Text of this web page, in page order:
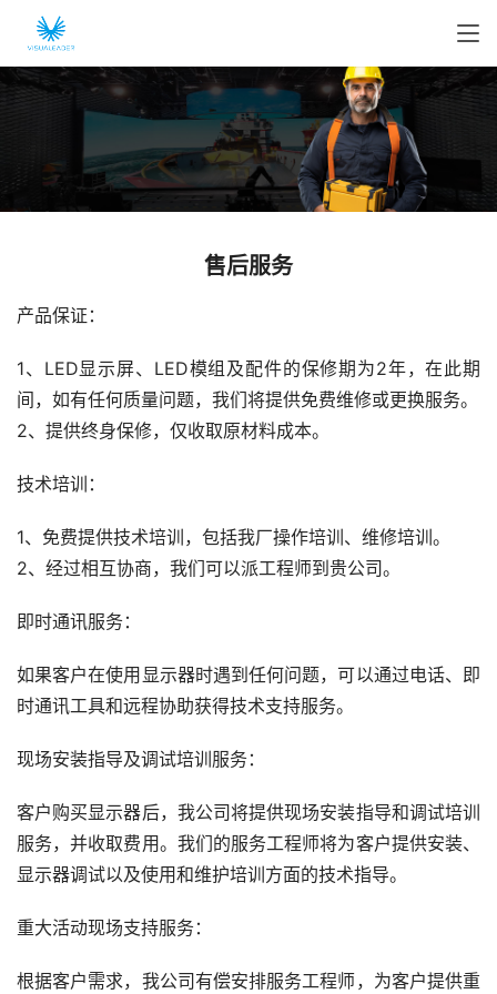
售后服务
产品保证：
1、LED显示屏、LED模组及配件的保修期为2年，在此期
间，如有任何质量问题，我们将提供免费维修或更换服务。
2、提供终身保修，仅收取原材料成本。
技术培训：
1、免费提供技术培训，包括我厂操作培训、维修培训。
2、经过相互协商，我们可以派工程师到贵公司。
即时通讯服务：
如果客户在使用显示器时遇到任何问题，可以通过电话、即
时通讯工具和远程协助获得技术支持服务。
现场安装指导及调试培训服务：
客户购买显示器后，我公司将提供现场安装指导和调试培训
服务，并收取费用。我们的服务工程师将为客户提供安装、
显示器调试以及使用和维护培训方面的技术指导。
重大活动现场支持服务：
根据客户需求，我公司有偿安排服务工程师，为客户提供重